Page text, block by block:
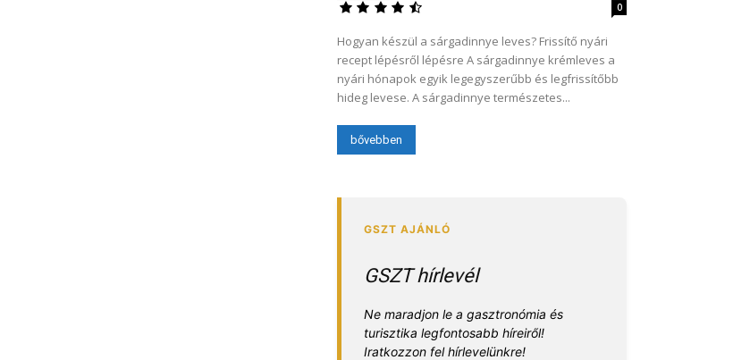
0
Hogyan készül a sárgadinnye leves? Frissítő nyári
recept lépésről lépésre A sárgadinnye krémleves a
nyári hónapok egyik legegyszerűbb és legfrissítőbb
hideg levese. A sárgadinnye természetes...
bővebben
GSZT hírlevél
Ne maradjon le a gasztronómia és
turisztika legfontosabb híreiről!
Iratkozzon fel hírlevelünkre!